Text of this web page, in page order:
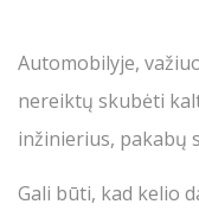
Automobilyje,
nereiktų skubėti
inžinierius, pakabų
Gali būti, kad kelio